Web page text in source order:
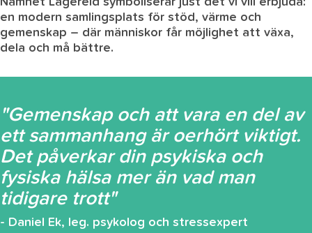
en modern samlingsplats för stöd, värme och
gemenskap – där människor får möjlighet att växa,
dela och må bättre.
"Gemenskap och att vara en del av
ett sammanhang är oerhört viktigt.
Det påverkar din psykiska och
fysiska hälsa mer än vad man
tidigare trott"
- Daniel Ek, leg. psykolog och stressexpert